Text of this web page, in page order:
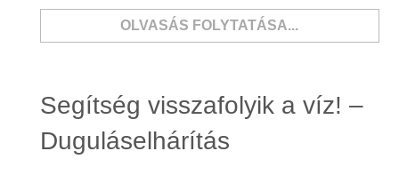
OLVASÁS FOLYTATÁSA...
Segítség visszafolyik a víz! –
Duguláselhárítás